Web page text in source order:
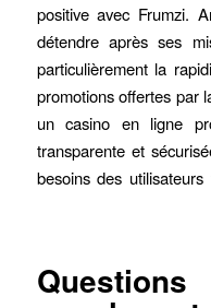
positive avec Frumzi.
détendre après ses
particulièrement la
promotions offertes par
un casino en ligne
transparente et
besoins des